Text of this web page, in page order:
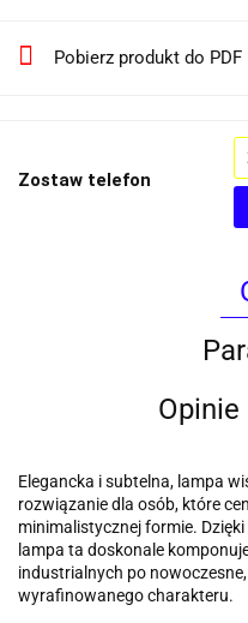
Pobierz produkt do PDF
Zostaw telefon
Opinie
Elegancka i subtelna, lampa
rozwiązanie dla osób, które
minimalistycznej formie.
lampa ta doskonale
industrialnych po
wyrafinowanego charakteru.